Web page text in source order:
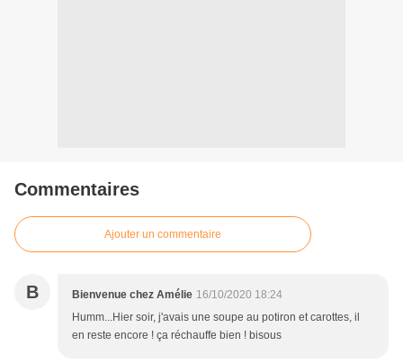
Commentaires
Ajouter un commentaire
B Bienvenue chez Amélie 16/10/2020 18:24
Humm...Hier soir, j'avais une soupe au potiron et carottes, il
en reste encore ! ça réchauffe bien ! bisous